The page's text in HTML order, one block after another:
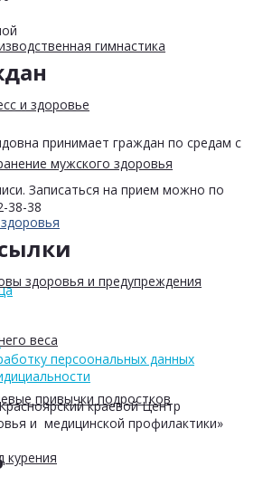
гимнастика
и здоровье
мужского здоровья
здоровья и предупреждения
веса
привычки подростков
курения
принимает граждан по средам с
Записаться на прием можно по
38-38
персоональных данных
краевой Центр
и медицинской профилактики»